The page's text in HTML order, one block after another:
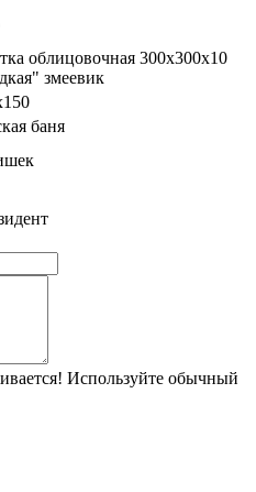
облицовочная 300х300х10
змеевик
баня
Используйте обычный